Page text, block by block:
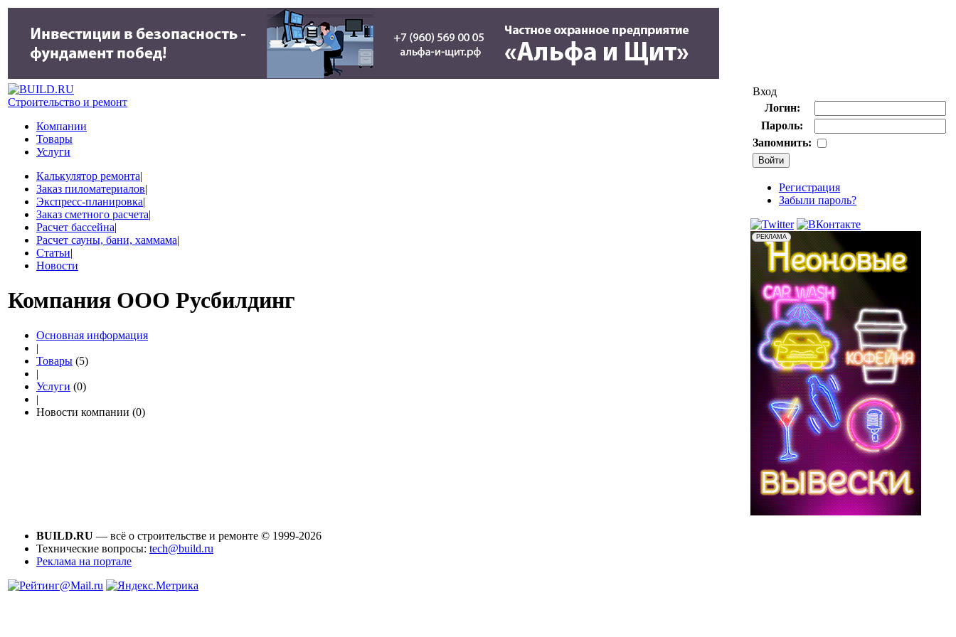
Строительство и ремонт
Компании
Товары
Услуги
Калькулятор ремонта|
Заказ пиломатериалов|
Экспресс-планировка|
Заказ сметного расчета|
Расчет бассейна|
Расчет сауны, бани, хаммама|
Статьи|
Новости
Компания ООО Русбилдинг
Основная информация
|
Товары (5)
|
Услуги (0)
|
Новости компании (0)
Вход
Логин:
Пароль:
Запомнить:
Регистрация
Забыли пароль?
BUILD.RU — всё о строительстве и ремонте © 1999-2026
Технические вопросы: tech@build.ru
Реклама на портале